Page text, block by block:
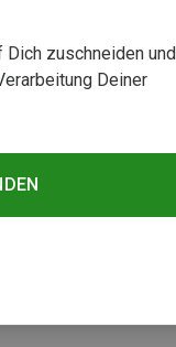
zuschneiden und
Deiner